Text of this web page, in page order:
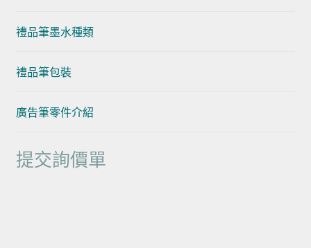
禮品筆墨水種類
禮品筆包裝
廣告筆零件介紹
提交詢價單